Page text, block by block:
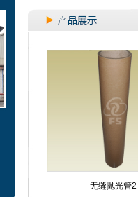
无缝抛光管2